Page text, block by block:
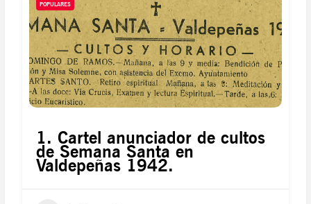
POPULARES
1. Cartel anunciador de cultos
de Semana Santa en
Valdepeñas 1942.